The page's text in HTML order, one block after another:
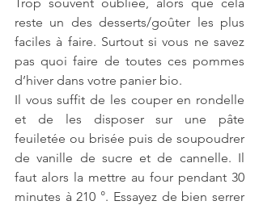
reste un des desserts/goûter les plus
faciles à faire. Surtout si vous ne savez
pas quoi faire de toutes ces pommes
d’hiver dans votre panier bio.
Il vous suffit de les couper en rondelle
et de les disposer sur une pâte
feuiletée ou brisée puis de soupoudrer
de vanille de sucre et de cannelle. Il
faut alors la mettre au four pendant 30
minutes à 210 °. Essayez de bien serrer